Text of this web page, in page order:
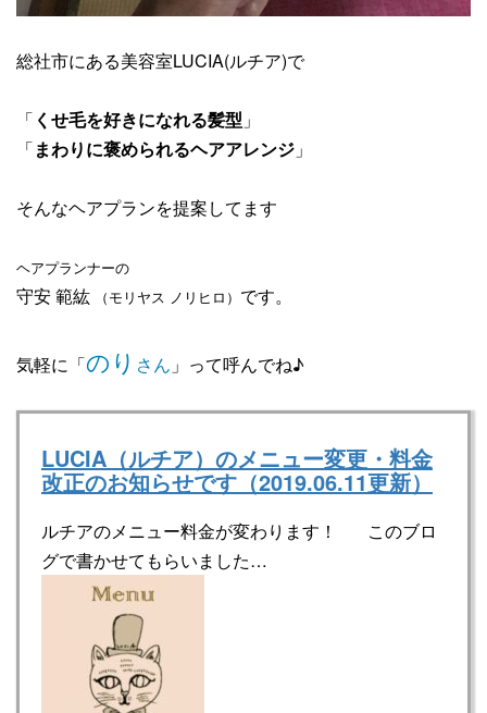
総社市にある美容室LUCIA(ルチア)で
「 くせ毛を好きになれる髪型 」
「まわりに褒められるヘアアレンジ 」
そんなヘアプランを提案してます
ヘアプランナーの
守安 範紘 （モリヤス ノリヒロ） です。
気軽に「のり さん 」って呼んでね♪
LUCIA（ルチア）のメニュー変更・料金
改正のお知らせです（2019.06.11更新）
ルチアのメニュー料金が変わります！ このブロ
グで書かせてもらいました…